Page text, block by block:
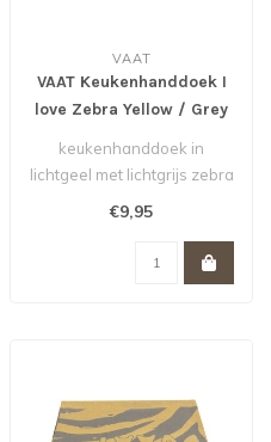
VAAT
VAAT Keukenhanddoek I
love Zebra Yellow / Grey
keukenhanddoek in
lichtgeel met lichtgrijs zebra
dessin.
€9,95